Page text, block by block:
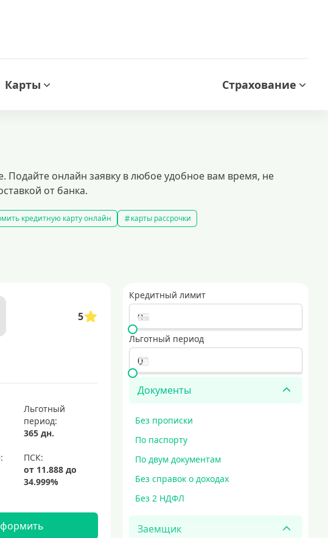
Карты Страхование
Подайте онлайн заявку в любое удобное вам время, не
от банка.
кредитную карту онлайн
карты рассрочки
Кредитный лимит
Льготный период
Документы
Без прописки
По паспорту
По двум документам
Без справок о доходах
Без 2 НДФЛ
Заемщик
5
Льготный
период:
365 дн.